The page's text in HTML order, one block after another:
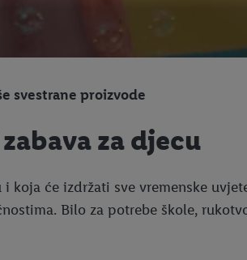
svestrane proizvode
za djecu
će izdržati sve vremenske
Bilo za potrebe škole,